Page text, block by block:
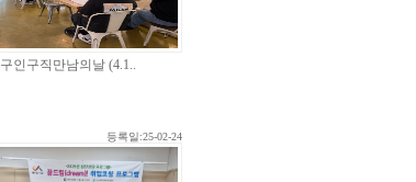
구인구직만남의날 (4.1..
등록일:25-02-24